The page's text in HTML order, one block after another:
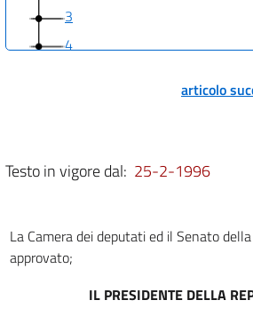
3
4
TITOLO II
DI DELEGA
CAPO I
articolo
Testo in vigore dal: 25-2-1996
La Camera dei deputati ed il Senato
approvato;
IL PRESIDENTE DELLA